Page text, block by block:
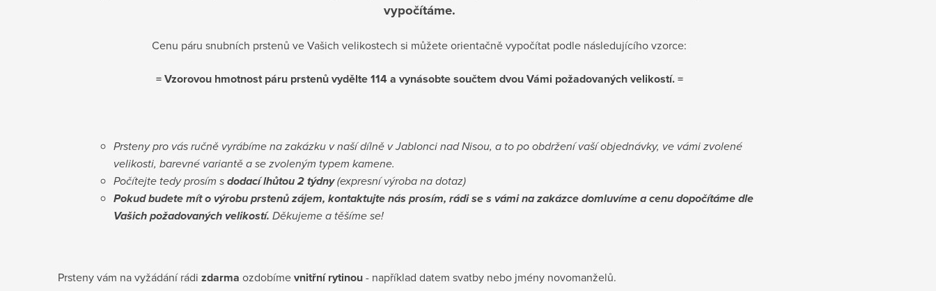
vypočítáme.
Cenu páru snubních prstenů ve Vašich velikostech si můžete orientačně vypočítat podle následujícího vzorce:
= Vzorovou hmotnost páru prstenů vydělte 114 a vynásobte součtem dvou Vámi požadovaných velikostí. =
Prsteny pro vás ručně vyrábíme na zakázku v naší dílně v Jablonci nad Nisou, a to po obdržení vaší objednávky, ve vámi zvolené
velikosti, barevné variantě a se zvoleným typem kamene.
Počítejte tedy prosím sdodací lhůtou 2 týdny(expresní výroba na dotaz)
Pokud budete mít o výrobu prstenů zájem, kontaktujte nás prosím, rádi se s vámi na zakázce domluvíme a cenu dopočítáme dle
Vašich požadovaných velikostí. Děkujeme a těšíme se!
Prsteny vám na vyžádání rádi zdarma ozdobímevnitřní rytinou- například datem svatby nebo jmény novomanželů.